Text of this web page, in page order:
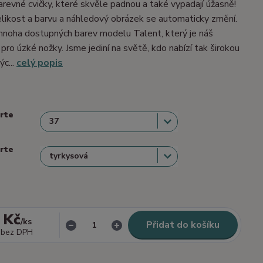
cvičky, které skvěle padnou a také vypadají úžasně!
a barvu a náhledový obrázek se automaticky změní.
dostupných barev modelu Talent, který je náš
úzké nožky. Jsme jediní na světě, kdo nabízí tak širokou
celý popis
/ks
bez DPH
Přidat do košíku